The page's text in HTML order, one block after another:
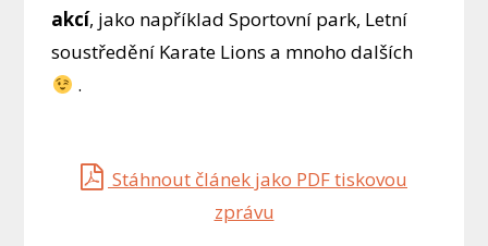
akcí, jako například Sportovní park, Letní
soustředění Karate Lions a mnoho dalších
.
Stáhnout článek jako PDF tiskovou
zprávu